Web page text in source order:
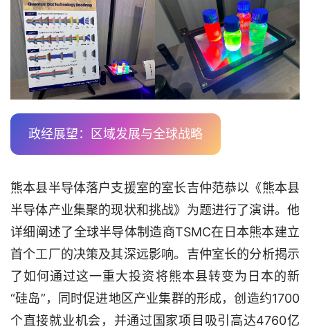
政经展望：区域发展与全球战略
熊本县半导体落户支援室的室长吉仲范恭以《熊本县
半导体产业集聚的现状和挑战》为题进行了演讲。他
详细阐述了全球半导体制造商TSMC在日本熊本建立
首个工厂的决策及其深远影响。吉仲室长的分析揭示
了如何通过这一重大投资将熊本县转变为日本的新
“硅岛”，同时促进地区产业集群的形成，创造约1700
个直接就业机会，并通过国家项目吸引高达4760亿